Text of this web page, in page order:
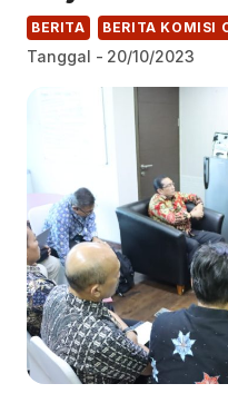
BERITA BERITA KOMISI
Tanggal - 20/10/2023